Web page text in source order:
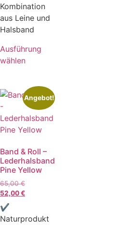
Kombination
aus Leine und
Halsband
Ausführung
wählen
Angebot!
Band & Roll –
Lederhalsband
Pine Yellow
65,00€
52,00€
✔
Naturprodukt